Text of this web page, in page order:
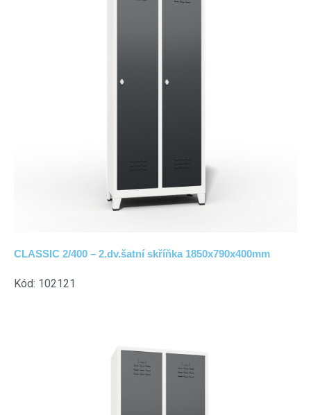
CLASSIC 2/400 – 2.dv.šatní skříňka 1850x790x400mm
Kód: 102121